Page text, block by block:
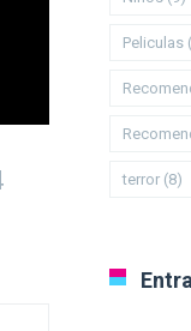
Peliculas
terror (8)